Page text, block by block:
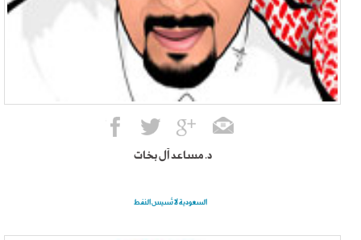
د. مساعد آل بخات
السعودية لا تُسيس النفط